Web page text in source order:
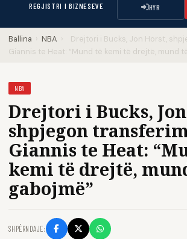
REGJISTRI I BIZNESEVE HYR
Ballina › NBA ›
Drejtori i Bucks, Jon Horst,
Giannis te Heat: “Mund të kemi të drejtë, mund
NBA
Drejtori i Bucks,
shpjegon
Giannis te Heat:
kemi të drejtë,
gabojmë”
SHPËRNDAJE: